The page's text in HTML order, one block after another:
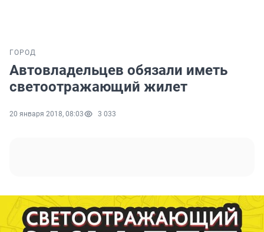
ГОРОД
Автовладельцев обязали иметь
светоотражающий жилет
20 января 2018, 08:03 3 033